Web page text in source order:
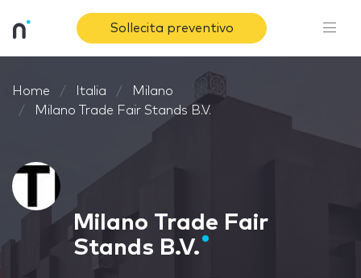
Sollecita preventivo
Home Italia
Milano
Milano Trade Fair Stands B.V.
Milano Trade Fair
Stands B.V.